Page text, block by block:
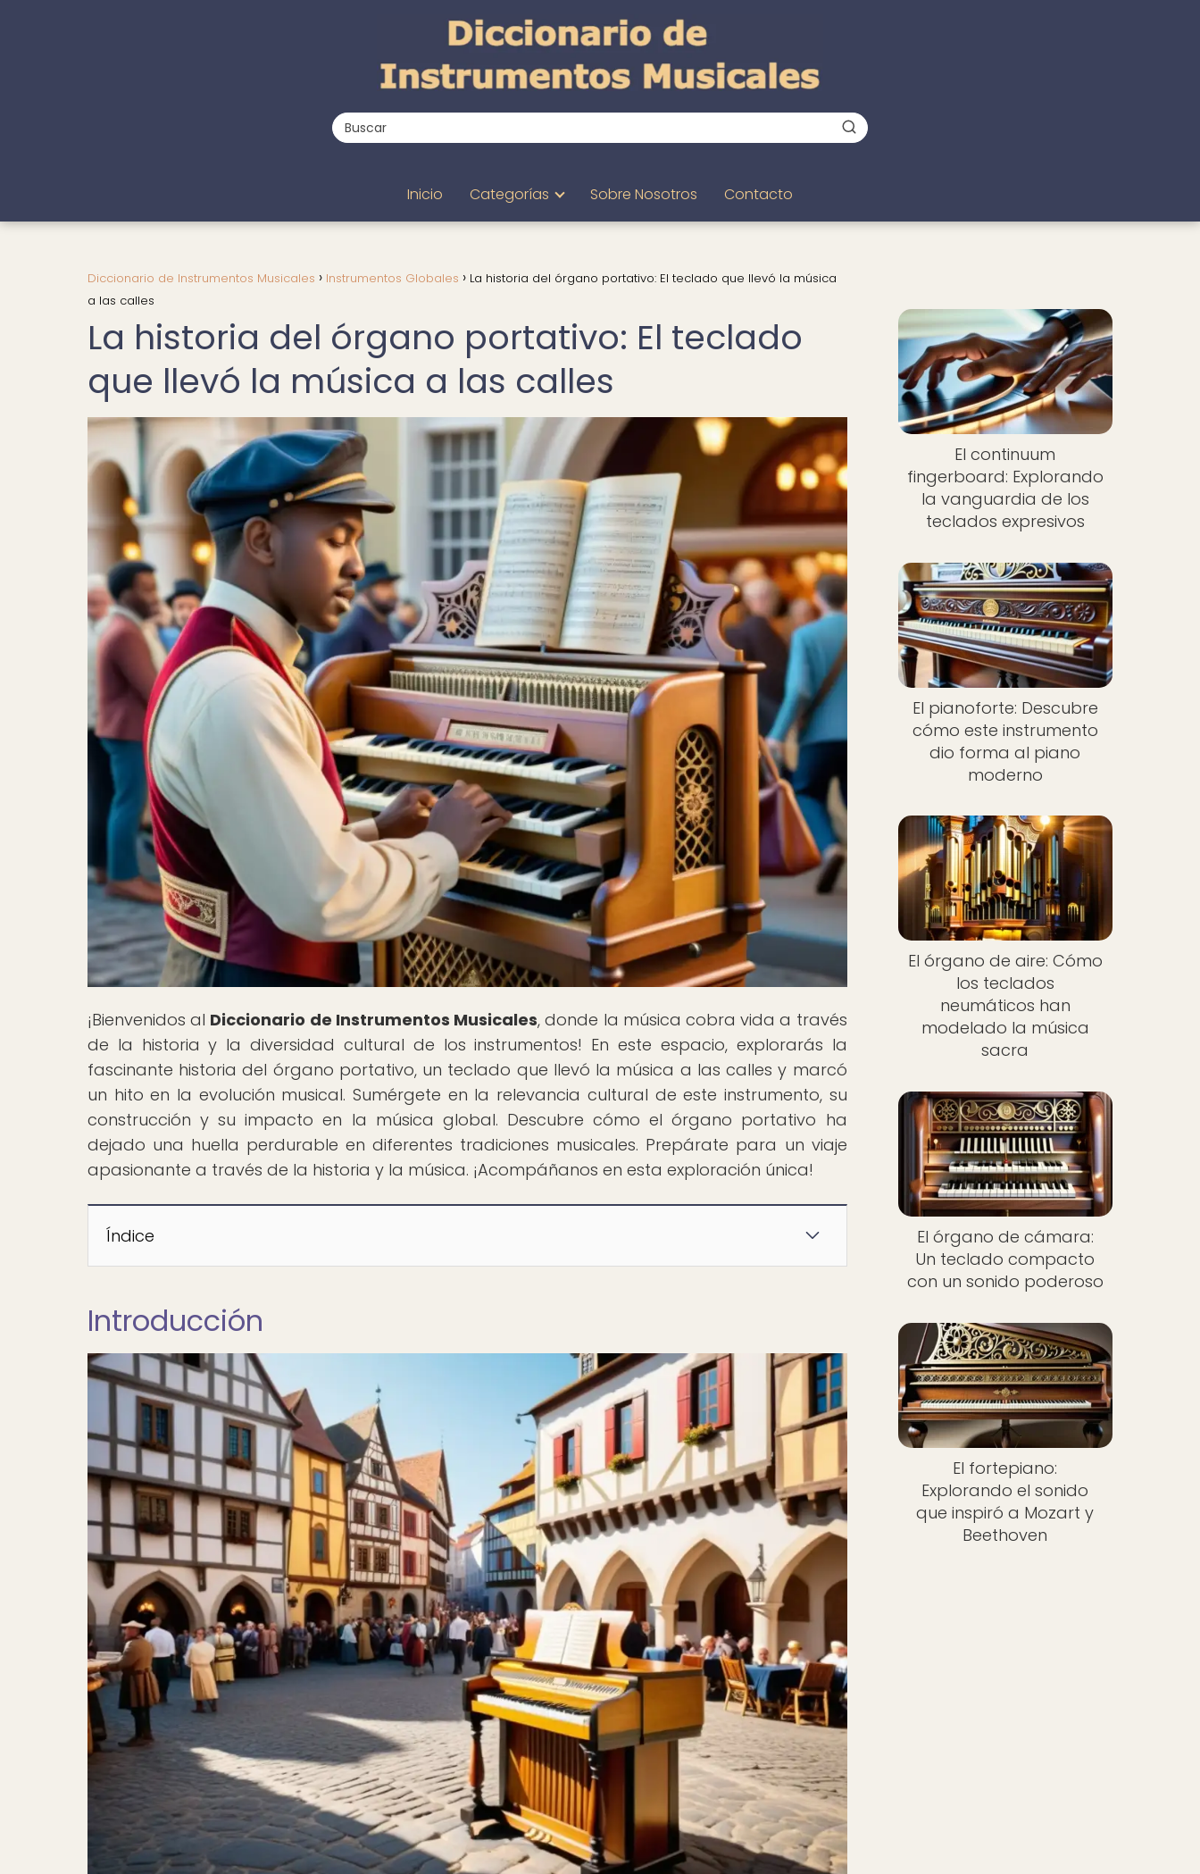
Inicio Categorías Sobre Nosotros Contacto
Diccionario de Instrumentos Musicales Instrumentos Globales
La historia del órgano portativo: El teclado que llevó la música
a las calles
La historia del órgano portativo: El teclado
que llevó la música a las calles
¡Bienvenidos al Diccionario de Instrumentos Musicales, donde la música cobra vida a través
de la historia y la diversidad cultural de los instrumentos! En este espacio, explorarás la
fascinante historia del órgano portativo, un teclado que llevó la música a las calles y marcó
un hito en la evolución musical. Sumérgete en la relevancia cultural de este instrumento, su
construcción y su impacto en la música global. Descubre cómo el órgano portativo ha
dejado una huella perdurable en diferentes tradiciones musicales. Prepárate para un viaje
apasionante a través de la historia y la música. ¡Acompáñanos en esta exploración única!
Índice
Introducción
Nuevo
El continuum
fingerboard: Explorando
la vanguardia de los
teclados expresivos
El pianoforte: Descubre
cómo este instrumento
dio forma al piano
moderno
El órgano de aire: Cómo
los teclados
neumáticos han
modelado la música
sacra
El órgano de cámara:
Un teclado compacto
con un sonido poderoso
El fortepiano:
Explorando el sonido
que inspiró a Mozart y
Beethoven